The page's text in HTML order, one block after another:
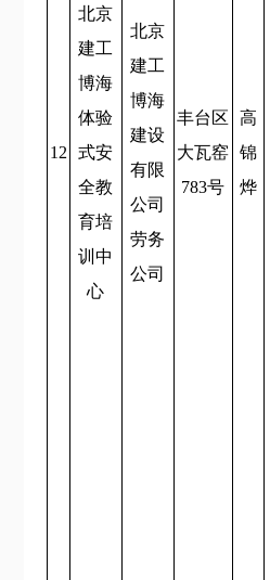
12
北京
建工
博海
体验
式安
全教
育培
训中
心
北京
建工
博海
建设
有限
公司
劳务
公司
丰台区
大瓦窑
783号
高
锦
烨